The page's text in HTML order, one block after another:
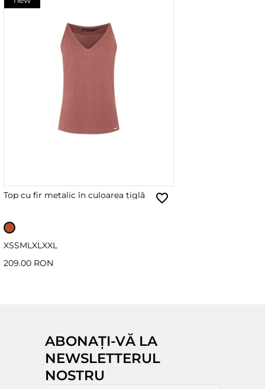
Top cu fir metalic în culoarea țiglă
XSSML XL XXL
209.00 RON
ABONAȚI-VĂ LA
NEWSLETTERUL
NOSTRU